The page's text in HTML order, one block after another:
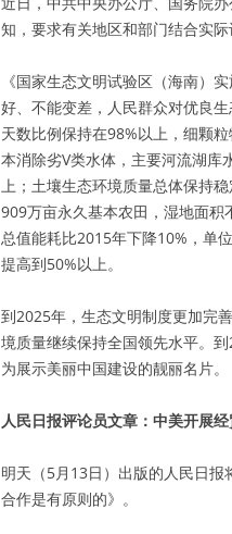
知，要求有关地区和部门结合实际
《国家生态文明试验区（海南）
好、不能变差，人民群众对优良
天数比例保持在98%以上，细颗
本消除劣V类水体，主要河流湖库
上；土壤生态环境质量总体保持
909万亩永久基本农田，湿地面
总值能耗比2015年下降10%，单
提高到50%以上。
到2025年，生态文明制度更加完
境质量继续保持全国领先水平。
为展示美丽中国建设的靓丽名片。
人民日报评论员文章：中美开展
明天（5月13日）出版的人民日
合作是有原则的》。